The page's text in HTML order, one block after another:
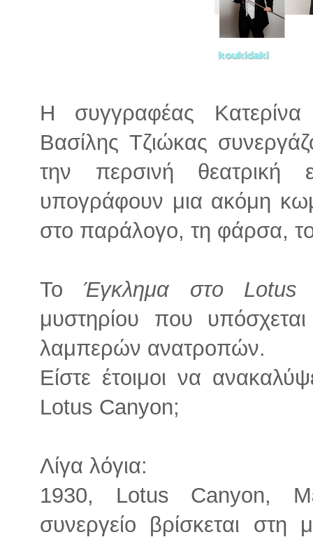
Η συγγραφέας
Βασίλης Τζιώκας
την περσινή θεατρική
υπογράφουν μια ακόμη
στο παράλογο, τη φάρσα, το
Το Έγκλημα στο Lotus
μυστηρίου που
λαμπερών ανατροπών.
Είστε έτοιμοι να
Lotus Canyon;
Λίγα λόγια:
1930, Lotus Canyon,
συνεργείο βρίσκεται